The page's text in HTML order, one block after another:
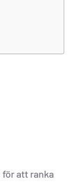
att ranka